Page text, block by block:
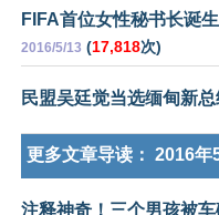
FIFA首位女性秘书长诞
2016/5/13 (17,818次)
民盟吴廷觉当选缅甸新
更多文章导读： 2016年
注释神奇！三个男孩被